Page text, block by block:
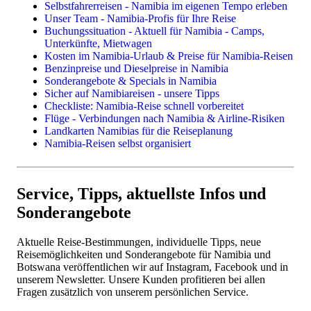
Lodges und Gästefarmen, ab ca. 4000 Euro in einfachen
festen Unterkünften, ab ca. 3000 Euro für
Campingreisen
3 Wochen Namibia und Botswana: ab ca. 5500 Euro
in schönen Lodges und Gästefarmen, ab ca. 4500 Euro
in einfachen festen Unterkünften, ab ca. 3500 Euro für
Campingreisen
Nach oben sind die Preise selbstverständlich offen,
Auswahl luxuriöser und exklusiver Lodges, exklusiver
Erlebnisse wie Ballonfahrten und ausgedehnter Panoramaflüge,
privat geführter Safariausfahrten etc.
vorgeplanten Komplettpaketen "
Preisgünstige Namibiareisen -
fixfertig vorgeplant" .
Oder Sie buchen über uns lediglich einen Mietwagen oder
rund um Highlights, Routen, Erlebnisse und Unterkünfte, die
Sie später selbst buchen können.
Details zu allen Preisenerfahren Sie in unserem Artikel
"Preise und Kosten in Namibia ".
Flugsafaris
Reisethemen
Familienreisen
Camping in Namibia
Fotoreisen & Fotosafari
Einzelne Leistungen
Camper & Mietwagen
Lodges, Camps, Gästefarmen, Hotels
Lodges, Gästefarmen, Hotels
Camping & Campingplätze
Selbstfahrerreisen - Namibia im eigenen Tempo erleben
Unser Team - Namibia-Profis für Ihre Reise
Buchungssituation - Aktuell für Namibia - Camps,
Unterkünfte, Mietwagen
Kosten im Namibia-Urlaub & Preise für Namibia-Reisen
Benzinpreise und Dieselpreise in Namibia
Sonderangebote & Specials in Namibia
Sicher auf Namibiareisen - unsere Tipps
Checkliste: Namibia-Reise schnell vorbereitet
Flüge - Verbindungen nach Namibia & Airline-Risiken
Landkarten Namibias für die Reiseplanung
Namibia-Reisen selbst organisiert
Service, Tipps, aktuellste Infos und
Sonderangebote
Aktuelle Reise-Bestimmungen, individuelle Tipps, neue
Reisemöglichkeiten und Sonderangebote für Namibia und
Botswana veröffentlichen wir auf Instagram, Facebook und in
unserem Newsletter. Unsere Kunden profitieren bei allen
Fragen zusätzlich von unserem persönlichen Service.